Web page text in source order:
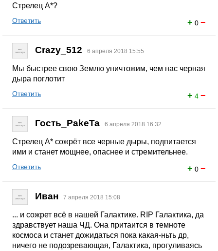
Стрелец А*?
+ 0 −
Ответить
Crazy_512 6 апреля 2018 15:55
Мы быстрее свою Землю уничтожим, чем нас черная
дыра поглотит
+ 4 −
Ответить
Гость_PakeTa 6 апреля 2018 16:32
Стрелец А* сожрёт все черные дыры, подпитается
ими и станет мощнее, опаснее и стремительнее.
+ 0 −
Ответить
Иван 7 апреля 2018 15:08
... и сожрет всё в нашей Галактике. RIP Галактика, да
здравствует наша ЧД. Она притаится в темноте
космоса и станет дожидаться пока какая-ньть др,
ничего не подозревающая, Галактика, прогуливаясь